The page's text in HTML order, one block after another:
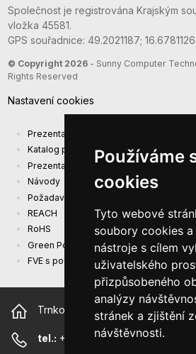
Používáme
cookies
Tyto webové
soubory cookies
nástroje s cílem
uživatelského
přizpůsobeného
analýzy
stránek a zjištění
návštěvnosti.
Společnost je registrována Krajským
vložka 45581.
GPS souřadnice: 49.2021187; 16.6781126.
© Copyright 2026- Sunny Computer
Rights Reserved
Nastavení cookies
Prezentace společnosti
Katalog produktů
Prezentacni katalog
Návody
Požadavky na ekodesign (EU) 2019/1782
REACH
RoHS
Green Power
FVE s podporou EU
Trnkova 2881/156, 628 00 Brno
tel.: +420 544 500 327